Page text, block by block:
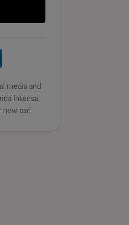
media and
Intensa.
car!